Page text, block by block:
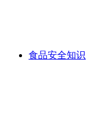
食品安全知识